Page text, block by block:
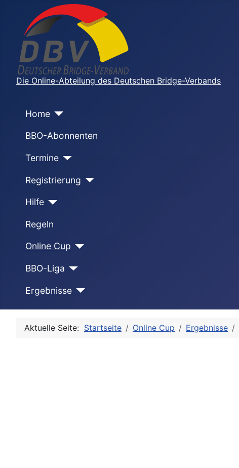
Die Online-Abteilung des Deutschen Bridge-Verbands
Home
BBO-Abonnenten
Termine
Registrierung
Hilfe
Regeln
Online Cup
BBO-Liga
Ergebnisse
Aktuelle Seite: Startseite Online Cup Ergebnisse